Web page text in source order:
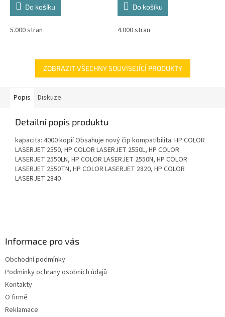
Do košíku
5.000 stran
Do košíku
4.000 stran
ZOBRAZIT VŠECHNY SOUVISEJÍCÍ PRODUKTY
Popis Diskuze
Detailní popis produktu
kapacita: 4000 kopií Obsahuje nový čip kompatibilita: HP COLOR
LASERJET 2550, HP COLOR LASERJET 2550L, HP COLOR
LASERJET 2550LN, HP COLOR LASERJET 2550N, HP COLOR
LASERJET 2550TN, HP COLOR LASERJET 2820, HP COLOR
LASERJET 2840
Informace pro vás
Obchodní podmínky
Podmínky ochrany osobních údajů
Kontakty
O firmě
Reklamace